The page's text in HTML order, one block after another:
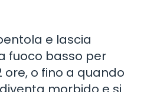
e lascia
fuoco basso per
ore, o fino a quando